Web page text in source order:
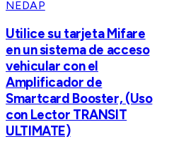
NEDAP
Utilice su tarjeta Mifare
en un sistema de acceso
vehicular con el
Amplificador de
Smartcard Booster, (Uso
con Lector TRANSIT
ULTIMATE)